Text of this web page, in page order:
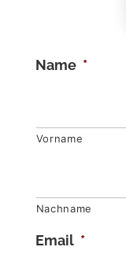
Name *
Vorname
Nachname
Email *